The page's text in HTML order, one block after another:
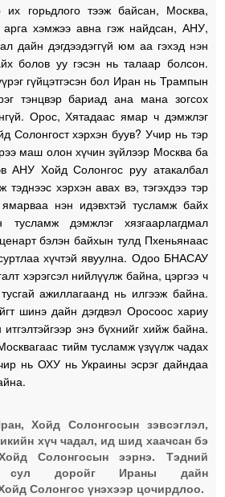
их горьдлого тээж байсан, Москва,
арга хэмжээ авна гэж найдсан, АНУ,
дайн дэгдээдэггүй юм аа гэхэд нэн
болов уу гэсэн нь талаар болсон.
гүйцэтгэсэн бол Иран нь Трампын
тэнцвэр бариад ана мана зогсох
Орос, Хятадаас ямар ч дэмжлэг
Солонгост хэрхэн буув? Учир нь тэр
маш олон хүчин зүйлээр Москва ба
АНУ Хойд Солонгос руу атакалбал
хэрхэн авах вэ, тэгэхдээ тэр
нэн идэвхтэй тусламж байх
тусламж дэмжлэг хязгаарлагдмал
бэлэн байхын тулд Пхеньянаас
хүчтэй явуулна. Одоо БНАСАУ
хэрэгсэл нийлүүлж байна, цэргээ ч
ажиллагаанд нь илгээж байна.
шинэ дайн дэгдвэл Оросоос хариу
итгэлтэйгээр энэ бүхнийг хийж байна.
тийм тусламж үзүүлж чадах
нь ОХУ нь Украины эсрэг дайндаа
Хойд Солонгосын зэвсэглэл,
хүч чадал, ид шид хаачсан бэ
Солонгосын ээрнэ. Тэдний
сул доройг Ираны дайн
Солонгос үнэхээр цочирдлоо.